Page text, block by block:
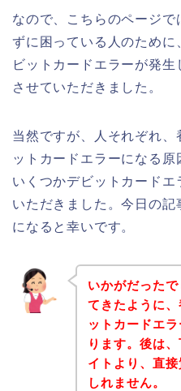
なので、こちらのページで
ずに困っている人のため
ビットカードエラーが発生
させていただきました。
当然ですが、人それぞれ
ットカードエラーになる原
いくつかデビットカードエ
いただきました。今日の
になると幸いです。
いかがだった
てきたように
ットカードエ
ります。後は
イトより、直
しれません。